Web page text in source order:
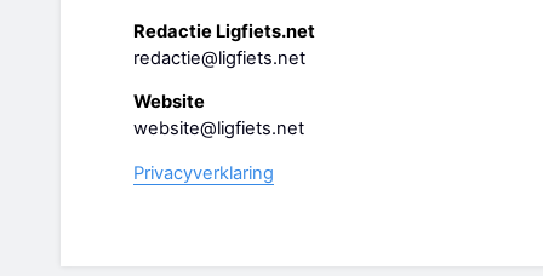
Redactie Ligfiets.net
redactie@ligfiets.net
Website
website@ligfiets.net
Privacyverklaring